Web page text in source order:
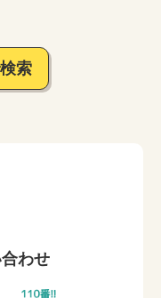
索
わせ